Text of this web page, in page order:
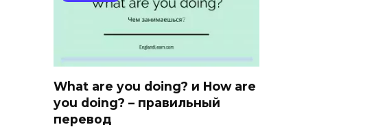
What are you doing? и How are
you doing? – правильный
перевод